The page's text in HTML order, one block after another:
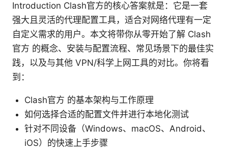
Introduction Clash官方的核心答案就是：它是一套
强大且灵活的代理配置工具，适合对网络代理有一定
自定义需求的用户。本文将带你从零开始了解 Clash
官方 的概念、安装与配置流程、常见场景下的最佳实
践，以及与其他 VPN/科学上网工具的对比。你将看
到：
Clash官方 的基本架构与工作原理
如何选择合适的配置文件并进行本地化测试
针对不同设备（Windows、macOS、Android、
iOS）的快速上手步骤